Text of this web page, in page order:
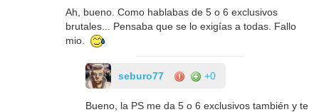
Ah, bueno. Como hablabas de 5 o 6 exclusivos
brutales... Pensaba que se lo exigías a todas. Fallo
mio.
seburo77 +0
Bueno, la PS me da 5 o 6 exclusivos también y te